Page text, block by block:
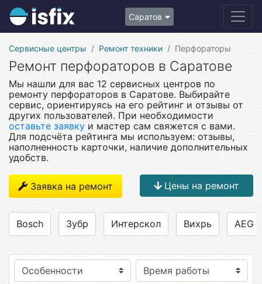
Саратов
Сервисные центры Ремонт техники Перфораторы
Ремонт перфораторов в Саратове
Мы нашли для вас 12 сервисных центров по
ремонту перфораторов в Саратове. Выбирайте
сервис, ориентируясь на его рейтинг и отзывы от
других пользователей. При необходимости
оставьте заявку и мастер сам свяжется с вами.
Для подсчёта рейтинга мы используем: отзывы,
наполненность карточки, наличие дополнительных
удобств.
Заявка на ремонт Цены на ремонт
Bosch Зубр Интерскол Вихрь AEG
Особенности